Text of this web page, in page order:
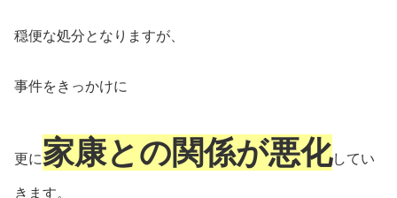
穏便な処分となりますが、
事件をきっかけに
更に家康との関係が悪化してい
きます。